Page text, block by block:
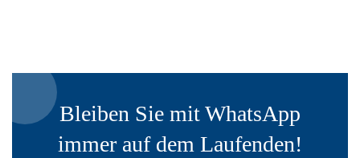
Bleiben Sie mit WhatsApp
immer auf dem Laufenden!